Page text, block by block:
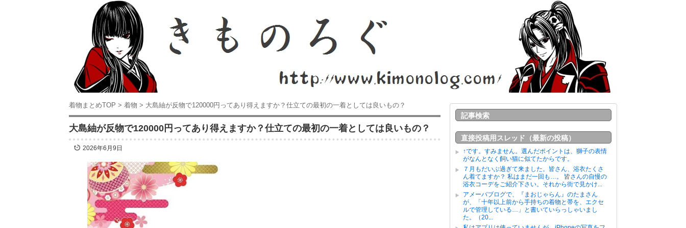
着物まとめTOP > 着物 > 大島紬が反物で120000円ってあり得えますか？仕立ての最初の一着としては良いもの？
大島紬が反物で120000円ってあり得えますか？仕立ての最初の一着としては良いもの？
2026年6月9日
記事検索
直接投稿用スレッド（最新の投稿）
↑です。すみません。選んだポイントは、獅子の表情
がなんとなく飼い猫に似てたからです。
７月もだいぶ過ぎて来ました。皆さん、浴衣たくさ
ん着てますか？ 私はまだ一回も…。 皆さんの自慢の
浴衣コーデをご紹介下さい。それから街で見かけ...
アメーバブログで、『まおじゃらん』のたまさん
が、「十年以上前から手持ちの着物と帯を、エクセ
ルで管理している…」と書いていらっしゃいまし
た。（20...